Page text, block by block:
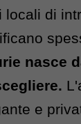
locali di
nasce
e